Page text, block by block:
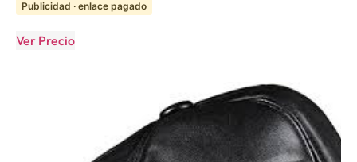
Publicidad · enlace pagado
Ver Precio